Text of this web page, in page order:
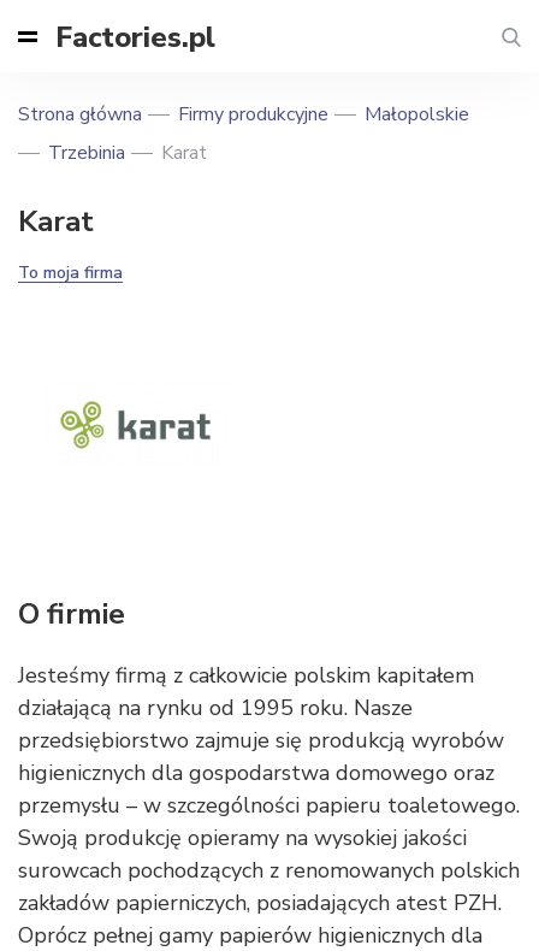
Factories.pl
Strona główna Firmy produkcyjne
Małopolskie
Trzebinia
Karat
Karat
To moja firma
O firmie
Jesteśmy firmą z całkowicie polskim kapitałem
działającą na rynku od 1995 roku. Nasze
przedsiębiorstwo zajmuje się produkcją wyrobów
higienicznych dla gospodarstwa domowego oraz
przemysłu – w szczególności papieru toaletowego.
Swoją produkcję opieramy na wysokiej jakości
surowcach pochodzących z renomowanych polskich
zakładów papierniczych, posiadających atest PZH.
Oprócz pełnej gamy papierów higienicznych dla